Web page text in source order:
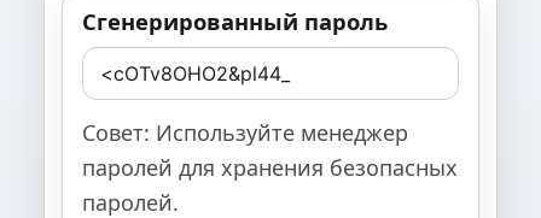
Сгенерированный пароль
Совет: Используйте менеджер
паролей для хранения безопасных
паролей.